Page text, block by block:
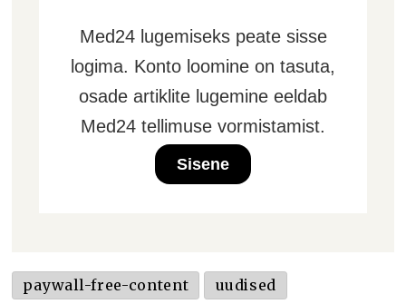
Med24 lugemiseks peate sisse
logima. Konto loomine on tasuta,
osade artiklite lugemine eeldab
Med24 tellimuse vormistamist.
Sisene
paywall-free-content uudised